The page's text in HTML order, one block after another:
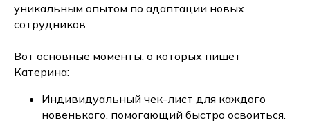
уникальным опытом по адаптации новых
сотрудников.
Вот основные моменты, о которых пишет
Катерина:
Индивидуальный чек-лист для каждого
новенького, помогающий быстро освоиться.